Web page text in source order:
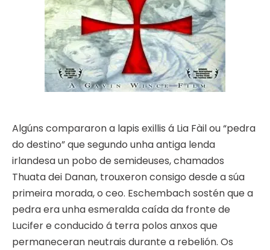
Algúns compararon a lapis exillis á Lia Fàil ou “pedra
do destino” que segundo unha antiga lenda
irlandesa un pobo de semideuses, chamados
Thuata dei Danan, trouxeron consigo desde a súa
primeira morada, o ceo. Eschembach sostén que a
pedra era unha esmeralda caída da fronte de
Lucifer e conducido á terra polos anxos que
permaneceran neutrais durante a rebelión. Os